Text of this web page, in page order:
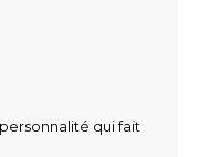
qui fait